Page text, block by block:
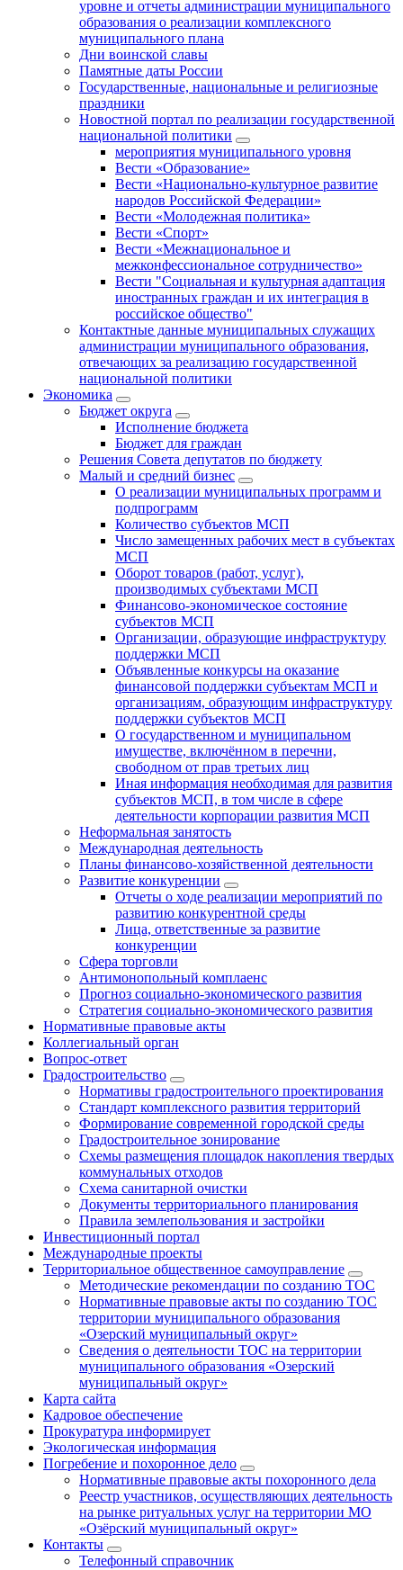
уровне и отчеты администрации муниципального
образования о реализации комплексного
муниципального плана
Дни воинской славы
Памятные даты России
Государственные, национальные и религиозные
праздники
Новостной портал по реализации государственной
национальной политики
мероприятия муниципального уровня
Вести «Образование»
Вести «Национально-культурное развитие
народов Российской Федерации»
Вести «Молодежная политика»
Вести «Спорт»
Вести «Межнациональное и
межконфессиональное сотрудничество»
Вести "Социальная и культурная адаптация
иностранных граждан и их интеграция в
российское общество"
Контактные данные муниципальных служащих
администрации муниципального образования,
отвечающих за реализацию государственной
национальной политики
Экономика
Бюджет округa
Исполнение бюджета
Бюджет для граждан
Решения Совета депутатов по бюджету
Малый и средний бизнес
О реализации муниципальных программ и
подпрограмм
Количество субъектов МСП
Число замещенных рабочих мест в субъектах
МСП
Оборот товаров (работ, услуг),
производимых субъектами МСП
Финансово-экономическое состояние
субъектов МСП
Организации, образующие инфраструктуру
поддержки МСП
Объявленные конкурсы на оказание
финансовой поддержки субъектам МСП и
организациям, образующим инфраструктуру
поддержки субъектов МСП
О государственном и муниципальном
имуществе, включённом в перечни,
свободном от прав третьих лиц
Иная информация необходимая для развития
субъектов МСП, в том числе в сфере
деятельности корпорации развития МСП
Неформальная занятость
Международная деятельность
Планы финансово-хозяйственной деятельности
Развитие конкуренции
Отчеты о ходе реализации мероприятий по
развитию конкурентной среды
Лица, ответственные за развитие
конкуренции
Сфера торговли
Антимонопольный комплаенс
Прогноз социально-экономического развития
Стратегия социально-экономического развития
Нормативные правовые акты
Коллегиальный орган
Вопрос-ответ
Градостроительство
Нормативы градостроительного проектирования
Стандарт комплексного развития территорий
Формирование современной городской среды
Градостроительное зонирование
Схемы размещения площадок накопления твердых
коммунальных отходов
Схема санитарной очистки
Документы территориального планирования
Правила землепользования и застройки
Инвестиционный портал
Международные проекты
Территориальное общественное самоуправление
Методические рекомендации по созданию ТОС
Нормативные правовые акты по созданию ТОС
территории муниципального образования
«Озерский муниципальный округ»
Сведения о деятельности ТОС на территории
муниципального образования «Озерский
муниципальный округ»
Карта сайта
Кадровое обеспечение
Прокуратура информирует
Экологическая информация
Погребение и похоронное дело
Нормативные правовые акты похоронного дела
Реестр участников, осуществляющих деятельность
на рынке ритуальных услуг на территории МО
«Озёрский муниципальный округ»
Контакты
Телефонный справочник